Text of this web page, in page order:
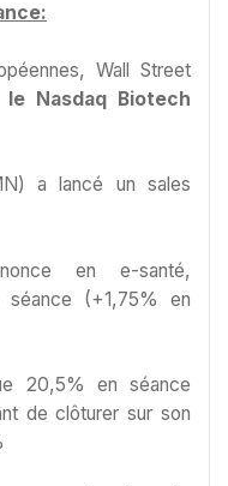
Wall Street
le Nasdaq Biotech
a lancé un sales
en e-santé,
séance (+1,75% en
20,5% en séance
de clôturer sur son